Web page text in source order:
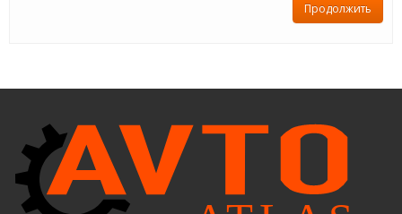
Продолжить